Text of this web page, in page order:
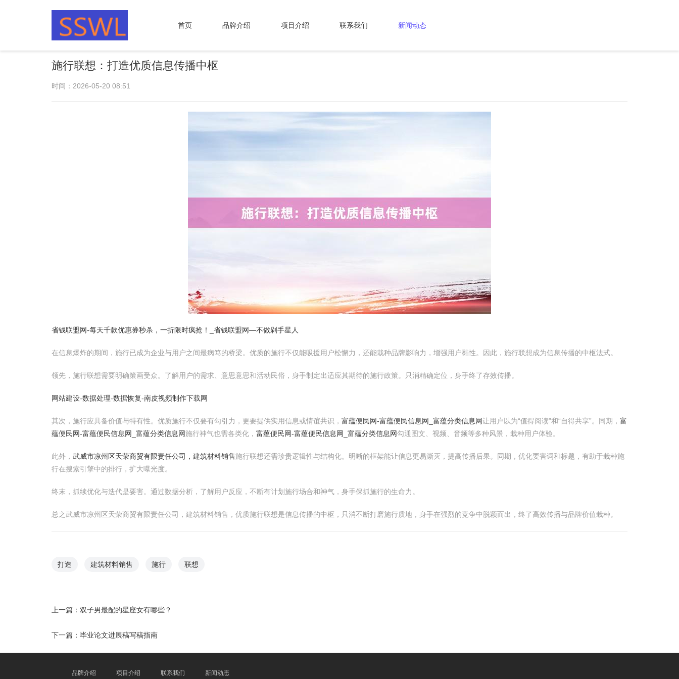
首页 品牌介绍 项目介绍 联系我们 新闻动态
施行联想：打造优质信息传播中枢
时间：2026-05-20 08:51
省钱联盟网-每天千款优惠券秒杀，一折限时疯抢！_省钱联盟网—不做剁手星人
在信息爆炸的期间，施行已成为企业与用户之间最病笃的桥梁。优质的施行不仅能吸援用户松懈力，还能栽种品牌影响力，增强用户黏性。因此，施行联想成为信息传播的中枢法式。
领先，施行联想需要明确策画受众。了解用户的需求、意思意思和活动民俗，身手制定出适应其期待的施行政策。只消精确定位，身手终了存效传播。
网站建设-数据处理-数据恢复-南皮视频制作下载网
其次，施行应具备价值与特有性。优质施行不仅要有勾引力，更要提供实用信息或情谊共识， 富蕴便民网-富蕴便民信息网_富蕴分类信息网让用户以为“值得阅读”和“自得共享”。同期， 富
蕴便民网-富蕴便民信息网_富蕴分类信息网施行神气也需各类化， 富蕴便民网-富蕴便民信息网_富蕴分类信息网勾通图文、视频、音频等多种风景，栽种用户体验。
此外， 武威市凉州区天荣商贸有限责任公司，建筑材料销售施行联想还需珍贵逻辑性与结构化。明晰的框架能让信息更易澌灭，提高传播后果。同期，优化要害词和标题，有助于栽种施
行在搜索引擎中的排行，扩大曝光度。
终末，抓续优化与迭代是要害。通过数据分析，了解用户反应，不断有计划施行场合和神气，身手保抓施行的生命力。
总之武威市凉州区天荣商贸有限责任公司，建筑材料销售，优质施行联想是信息传播的中枢，只消不断打磨施行质地，身手在强烈的竞争中脱颖而出，终了高效传播与品牌价值栽种。
打造 建筑材料销售 施行 联想
上一篇： 双子男最配的星座女有哪些？
下一篇： 毕业论文进展稿写稿指南
品牌介绍 项目介绍 联系我们 新闻动态